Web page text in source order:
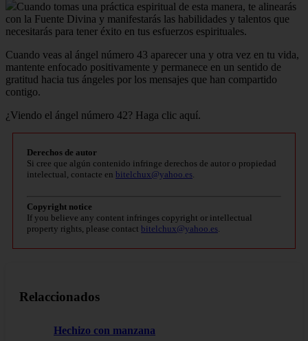
Cuando tomas una práctica espiritual de esta manera, te alinearás
con la Fuente Divina y manifestarás las habilidades y talentos que
necesitarás para tener éxito en tus esfuerzos espirituales.
Cuando veas al ángel número 43 aparecer una y otra vez en tu vida,
mantente enfocado positivamente y permanece en un sentido de
gratitud hacia tus ángeles por los mensajes que han compartido
contigo.
¿Viendo el ángel número 42? Haga clic aquí.
Derechos de autor
Si cree que algún contenido infringe derechos de autor o propiedad
intelectual, contacte en bitelchux@yahoo.es.
Copyright notice
If you believe any content infringes copyright or intellectual
property rights, please contact bitelchux@yahoo.es.
Relaccionados
Hechizo con manzana